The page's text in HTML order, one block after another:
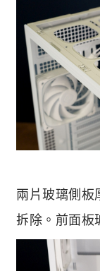
兩片玻璃側
拆除。前面板